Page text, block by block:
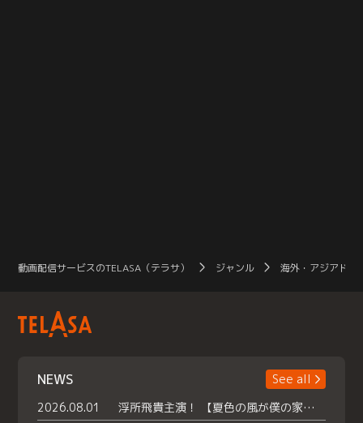
動画配信サービスのTELASA（テラサ） ジャンル 海外・アジアドラ
NEWS
See all
2026.08.01
浮所飛貴主演！ 【夏色の風が僕の家にやってきた】 本日よりテラサで独占配信スタート！